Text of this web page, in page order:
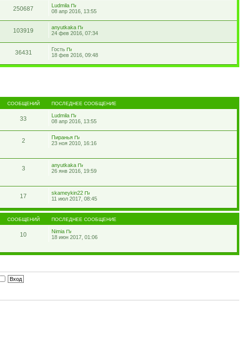
250687
Ludmila
08 апр 2016, 13:55
103919
anyutkaka
24 фев 2016, 07:34
36431
Гость
18 фев 2016, 09:48
СООБЩЕНИЙ ПОСЛЕДНЕЕ СООБЩЕНИЕ
33
Ludmila
08 апр 2016, 13:55
2
Пиранья
23 ноя 2010, 16:16
3
anyutkaka
26 янв 2016, 19:59
17
skameykin22
11 июл 2017, 08:45
СООБЩЕНИЙ ПОСЛЕДНЕЕ СООБЩЕНИЕ
10
Nimia
18 июн 2017, 01:06